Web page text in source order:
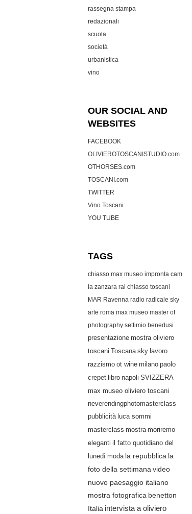
rassegna stampa
redazionali
scuola
società
urbanistica
vino
OUR SOCIAL AND
WEBSITES
FACEBOOK
OLIVIEROTOSCANISTUDIO.com
OTHORSES.com
TOSCANI.com
TWITTER
Vino Toscani
YOU TUBE
TAGS
chiasso max museo impronta cam
la zanzara rai chiasso toscani
MAR Ravenna radio radicale sky
arte roma max museo master of
photography settimio benedusi
presentazione mostra oliviero
toscani
Toscana sky lavoro
razzismo ot wine milano paolo
crepet libro napoli SVIZZERA
max museo oliviero toscani
neverendingphotomasterclass
pubblicità luca sommi
masterclass mostra moriremo
eleganti il fatto quotidiano del
lunedì moda la repubblica la
foto della settimana video
nuovo paesaggio italiano
mostra fotografica benetton
Italia intervista a oliviero